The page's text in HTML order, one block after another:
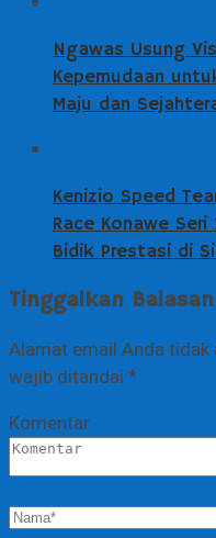
Ngawas Usung
Kepemudaan
Maju dan
Kenizio Speed
Race Konawe
Bidik Prestasi di
Tinggalkan Balasan
Alamat email Anda tidak
wajib ditandai *
Komentar